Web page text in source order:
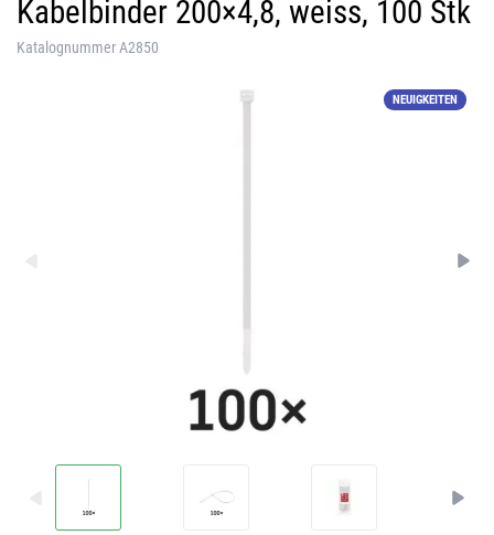
Kabelbinder 200×4,8, weiss, 100 Stk
Katalognummer A2850
NEUIGKEITEN